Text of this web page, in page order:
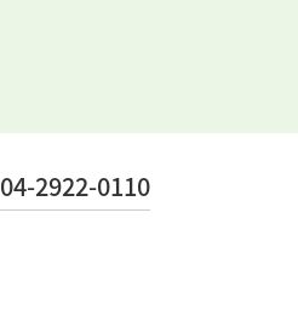
04-2922-0110